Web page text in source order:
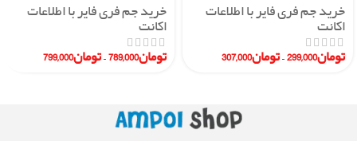
خرید جم فری فایر با اطلاعات
اکانت
تومان299,000
–تومان307,000
خرید جم فری فایر با اطلاعات
اکانت
تومان789,000
–تومان799,000